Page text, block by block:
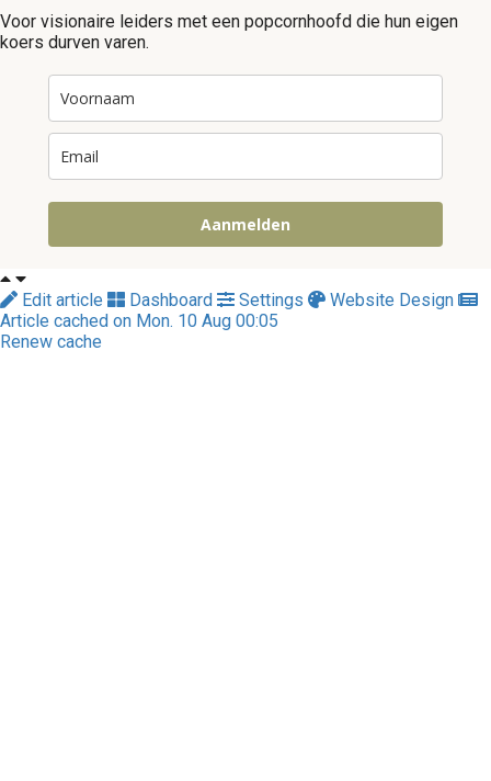
Voor visionaire leiders met een popcornhoofd die hun eigen
koers durven varen.
Aanmelden
Edit article Dashboard Settings
Website Design
Article cached on Mon. 10 Aug 00:05
Renew cache